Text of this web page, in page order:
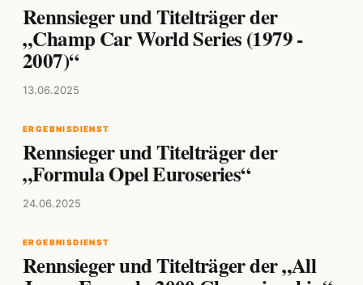
Rennsieger und Titelträger der
„Champ Car World Series (1979 -
2007)“
13.06.2025
ERGEBNISDIENST
Rennsieger und Titelträger der
„Formula Opel Euroseries“
24.06.2025
ERGEBNISDIENST
Rennsieger und Titelträger der „All